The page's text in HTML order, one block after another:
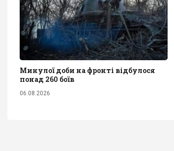
Минулої доби на фронті відбулося
понад 260 боїв
06.08.2026